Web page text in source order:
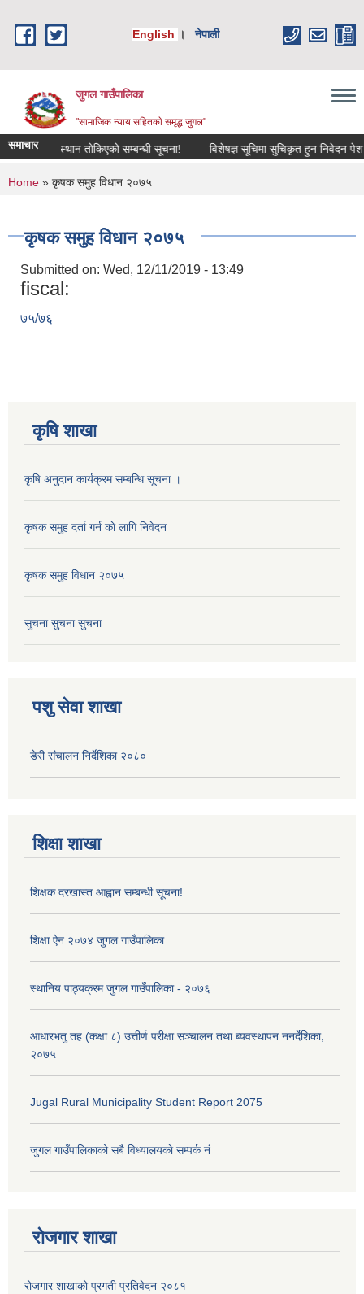
English
। नेपाली
जुगल गाउँपालिका
"सामाजिक न्याय सहितकाे समृद्ध जुगल"
समाचार
समय र स्थान तोकिएको सम्बन्धी सूचना! विशेषज्ञ सूचिमा सुचिकृत हुन निवेदन पेश गर्ने
You are here
Home » कृषक समुह विधान २०७५
कृषक समुह विधान २०७५
Submitted on: Wed, 12/11/2019 - 13:49
fiscal:
७५/७६
कृषि शाखा
कृषि अनुदान कार्यक्रम सम्बन्धि सूचना ।
कृषक समुह दर्ता गर्न काे लागि निवेदन
कृषक समुह विधान २०७५
सुचना सुचना सुचना
पशु सेवा शाखा
डेरी संचालन निर्देशिका २०८०
शिक्षा शाखा
शिक्षक दरखास्त आह्वान सम्बन्धी सूचना!
शिक्षा ऐन २०७४ जुगल गाउँपालिका
स्थानिय पाठ्यक्रम जुगल गाउँपालिका - २०७६
आधारभतु तह (कक्षा ८) उत्तीर्ण परीक्षा सञ्चालन तथा ब्यवस्थापन ननर्देशिका,
२०७५
Jugal Rural Municipality Student Report 2075
जुगल गाउँपालिकाको सबै विध्यालयकाे सम्पर्क नं
रोजगार शाखा
रोजगार शाखाको प्रगती प्रतिवेदन २०८१